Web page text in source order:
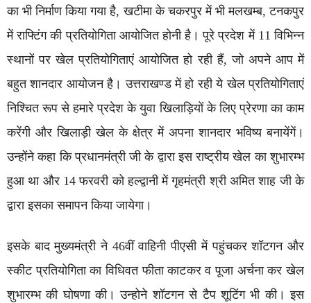
का भी निर्माण किया गया है, खटीमा के चकरपुर में भी मलखम्ब, टनकपुर
में राफ्टिंग की प्रतियोगिता आयोजित होनी है। पूरे प्रदेश में 11 विभिन्न
स्थानों पर खेल प्रतियोगिताएं आयोजित हो रही हैं, जो अपने आप में
बहुत शानदार आयोजन है। उत्तराखण्ड में हो रही ये खेल प्रतियोगिताएं
निश्चित रूप से हमारे प्रदेश के युवा खिलाड़ियों के लिए प्रेरणा का काम
करेंगी और खिलाड़ी खेल के क्षेत्र में अपना शानदार भविष्य बनायेंगें।
उन्होंने कहा कि प्रधानमंत्री जी के द्वारा इस राष्ट्रीय खेल का शुभारम्भ
हुआ था और 14 फरवरी को हल्द्वानी में गृहमंत्री श्री अमित शाह जी के
द्वारा इसका समापन किया जायेगा।
इसके बाद मुख्यमंत्री ने 46वीं वाहिनी पीएसी में पहुंचकर शॉटगन और
स्कीट प्रतियोगिता का विधिवत फीता काटकर व पूजा अर्चना कर खेल
शुभारम्भ की घोषणा की। उन्होने शॉटगन से टैप शूटिंग भी की। इस